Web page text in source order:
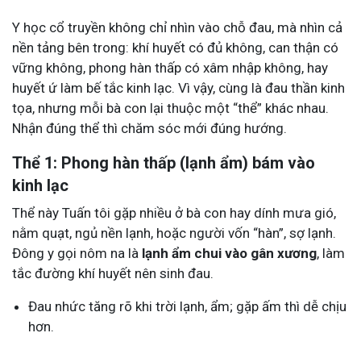
Y học cổ truyền không chỉ nhìn vào chỗ đau, mà nhìn cả
nền tảng bên trong: khí huyết có đủ không, can thận có
vững không, phong hàn thấp có xâm nhập không, hay
huyết ứ làm bế tắc kinh lạc. Vì vậy, cùng là đau thần kinh
tọa, nhưng mỗi bà con lại thuộc một “thể” khác nhau.
Nhận đúng thể thì chăm sóc mới đúng hướng.
Thể 1: Phong hàn thấp (lạnh ẩm) bám vào
kinh lạc
Thể này Tuấn tôi gặp nhiều ở bà con hay dính mưa gió,
nằm quạt, ngủ nền lạnh, hoặc người vốn “hàn”, sợ lạnh.
Đông y gọi nôm na là lạnh ẩm chui vào gân xương, làm
tắc đường khí huyết nên sinh đau.
Đau nhức tăng rõ khi trời lạnh, ẩm; gặp ấm thì dễ chịu
hơn.